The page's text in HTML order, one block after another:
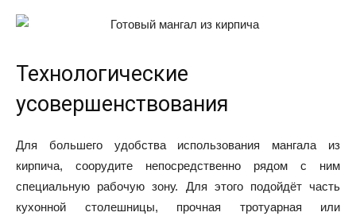
Технологические
усовершенствования
Для большего удобства использования мангала из
кирпича, соорудите непосредственно рядом с ним
специальную рабочую зону. Для этого подойдёт часть
кухонной столешницы, прочная тротуарная или